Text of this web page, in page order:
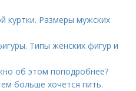
куртки. Размеры мужских
Типы женских фигур и
об этом поподробнее?
больше хочется пить.